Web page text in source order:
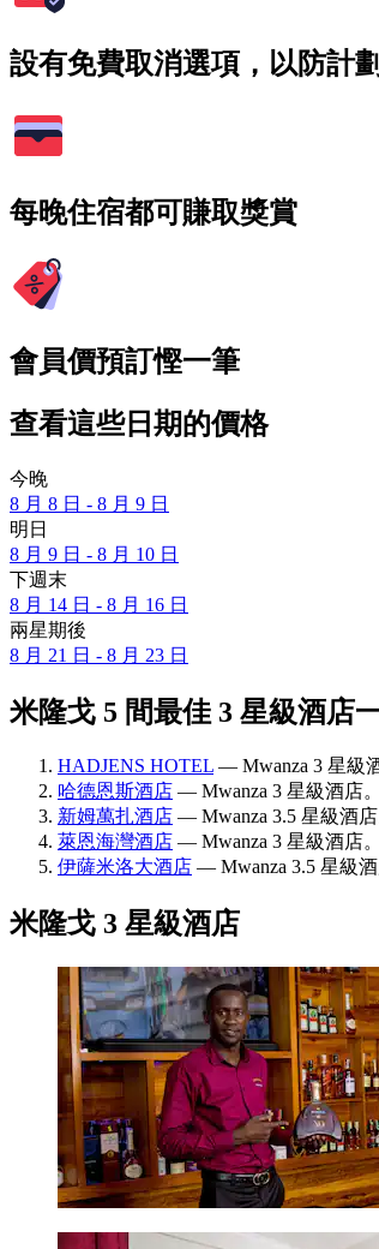
設有免費取消選項，以防計
每晚住宿都可賺取獎賞
會員價預訂慳一筆
查看這些日期的價格
今晚
8 月 8 日 - 8 月 9 日
明日
8 月 9 日 - 8 月 10 日
下週末
8 月 14 日 - 8 月 16 日
兩星期後
8 月 21 日 - 8 月 23 日
米隆戈 5 間最佳 3 星級酒店
HADJENS HOTEL — Mwanza 3 星級
哈德恩斯酒店 — Mwanza 3 星級酒店
新姆萬扎酒店 — Mwanza 3.5 星級酒店
萊恩海灣酒店 — Mwanza 3 星級酒店
伊薩米洛大酒店 — Mwanza 3.5 星級酒
米隆戈 3 星級酒店